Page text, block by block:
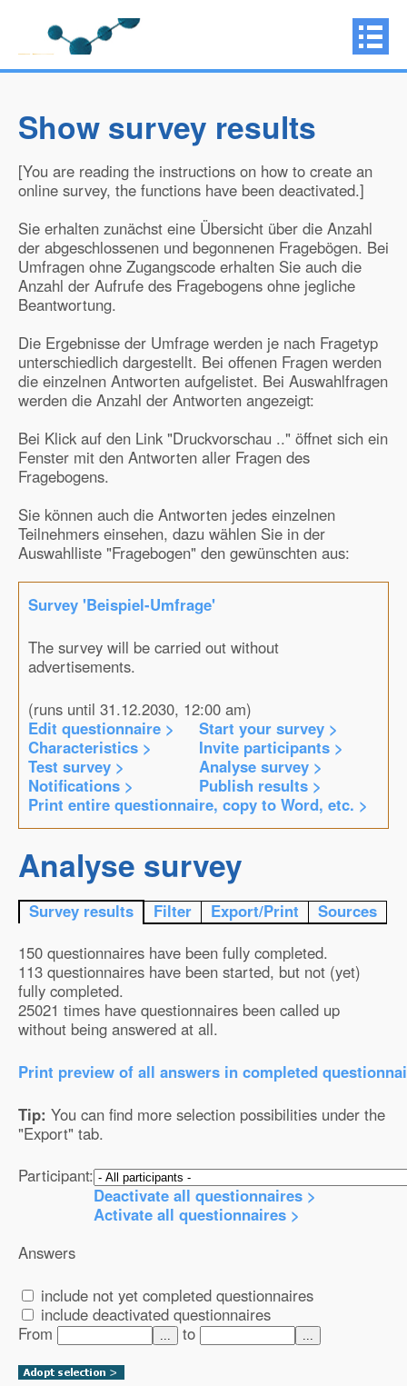
Show survey results
[You are reading the instructions on how to create an
online survey, the functions have been deactivated.]
Sie erhalten zunächst eine Übersicht über die Anzahl
der abgeschlossenen und begonnenen Fragebögen. Bei
Umfragen ohne Zugangscode erhalten Sie auch die
Anzahl der Aufrufe des Fragebogens ohne jegliche
Beantwortung.
Die Ergebnisse der Umfrage werden je nach Fragetyp
unterschiedlich dargestellt. Bei offenen Fragen werden
die einzelnen Antworten aufgelistet. Bei Auswahlfragen
werden die Anzahl der Antworten angezeigt:
Bei Klick auf den Link "Druckvorschau .." öffnet sich ein
Fenster mit den Antworten aller Fragen des
Fragebogens.
Sie können auch die Antworten jedes einzelnen
Teilnehmers einsehen, dazu wählen Sie in der
Auswahlliste "Fragebogen" den gewünschten aus:
Survey 'Beispiel-Umfrage'
The survey will be carried out without
advertisements.
(runs until 31.12.2030, 12:00 am)
Edit questionnaire >
Start your survey >
Characteristics >
Invite participants >
Test survey >
Analyse survey >
Notifications >
Publish results >
Print entire questionnaire, copy to Word, etc. >
Analyse survey
Survey results Filter Export/Print
Sources
150 questionnaires have been fully completed.
113 questionnaires have been started, but not (yet)
fully completed.
25021 times have questionnaires been called up
without being answered at all.
Print preview of all answers in completed
Tip: You can find more selection possibilities under the
"Export" tab.
Participant:
Deactivate all questionnaires >
Activate all questionnaires >
Answers
include not yet completed questionnaires
include deactivated questionnaires
From
... to ...